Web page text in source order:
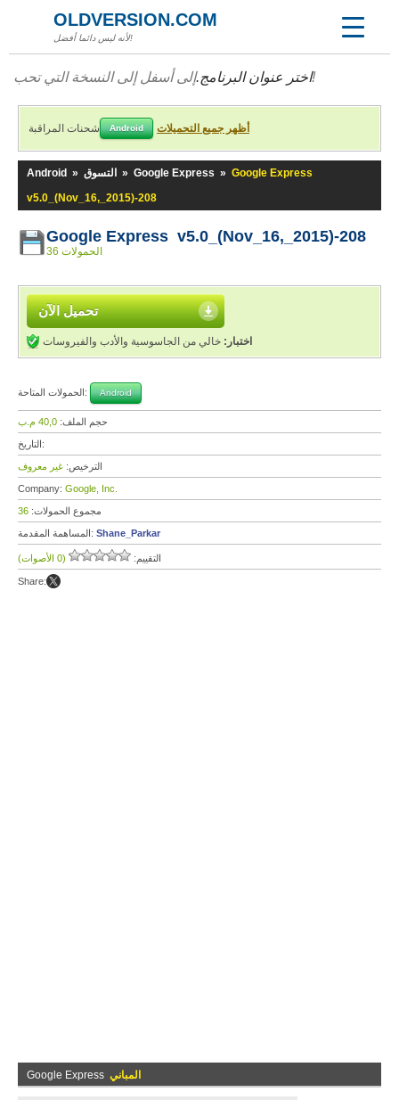
OLDVERSION.COM
لأنه ليس دائما أفضل!
اختر عنوان البرنامج.إلى أسفل إلى النسخة التي تحب!
شحنات المراقبة Android أظهر جميع التحميلات
Android » التسوق » Google Express » Google Express
v5.0_(Nov_16,_2015)-208
Google Express v5.0_(Nov_16,_2015)-208
36 الحمولات
تحميل الآن
اختبار: خالي من الجاسوسية والأدب والفيروسات
الحمولات المتاحة: Android
حجم الملف: 40,0 م.ب
التاريخ:
الترخيص: غير معروف
Company: Google, Inc.
مجموع الحمولات: 36
المساهمة المقدمة: Shane_Parkar
التقييم: (0 الأصوات)
Share:
Google Express المباني